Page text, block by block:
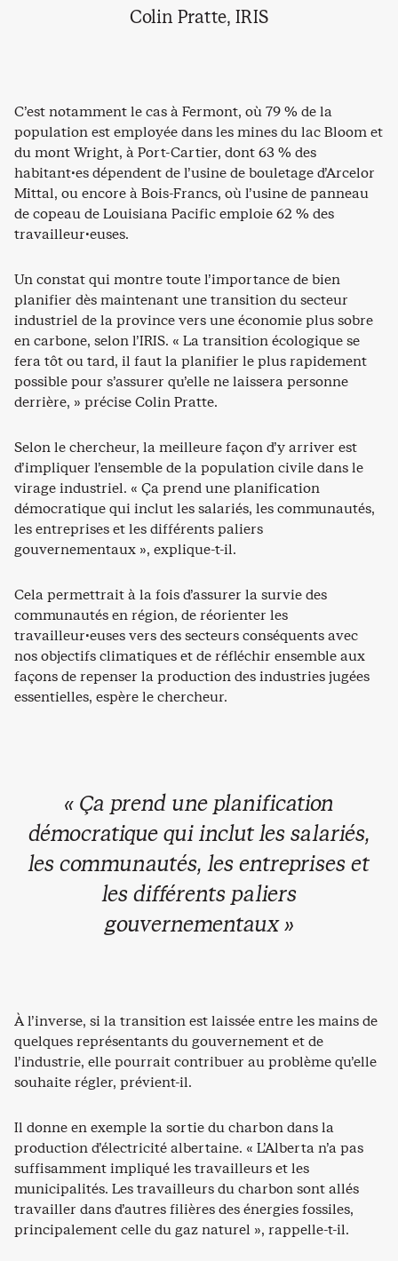
Colin Pratte, IRIS
C’est notamment le cas à Fermont, où 79 % de la
population est employée dans les mines du lac Bloom et
du mont Wright, à Port-Cartier, dont 63 % des
habitant·es dépendent de l’usine de bouletage d’Arcelor
Mittal, ou encore à Bois-Francs, où l’usine de panneau
de copeau de Louisiana Pacific emploie 62 % des
travailleur·euses.
Un constat qui montre toute l’importance de bien
planifier dès maintenant une transition du secteur
industriel de la province vers une économie plus sobre
en carbone, selon l’IRIS. « La transition écologique se
fera tôt ou tard, il faut la planifier le plus rapidement
possible pour s’assurer qu’elle ne laissera personne
derrière, » précise Colin Pratte.
Selon le chercheur, la meilleure façon d’y arriver est
d’impliquer l’ensemble de la population civile dans le
virage industriel. « Ça prend une planification
démocratique qui inclut les salariés, les communautés,
les entreprises et les différents paliers
gouvernementaux », explique-t-il.
Cela permettrait à la fois d’assurer la survie des
communautés en région, de réorienter les
travailleur·euses vers des secteurs conséquents avec
nos objectifs climatiques et de réfléchir ensemble aux
façons de repenser la production des industries jugées
essentielles, espère le chercheur.
« Ça prend une planification
démocratique qui inclut les salariés,
les communautés, les entreprises et
les différents paliers
gouvernementaux »
À l’inverse, si la transition est laissée entre les mains de
quelques représentants du gouvernement et de
l’industrie, elle pourrait contribuer au problème qu’elle
souhaite régler, prévient-il.
Il donne en exemple la sortie du charbon dans la
production d’électricité albertaine. « L’Alberta n’a pas
suffisamment impliqué les travailleurs et les
municipalités. Les travailleurs du charbon sont allés
travailler dans d’autres filières des énergies fossiles,
principalement celle du gaz naturel », rappelle-t-il.